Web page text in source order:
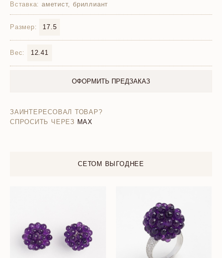
Вставка: аметист, бриллиант
Размер: 17.5
Вес: 12.41
ОФОРМИТЬ ПРЕДЗАКАЗ
ЗАИНТЕРЕСОВАЛ ТОВАР?
СПРОСИТЬ ЧЕРЕЗ MAX
СЕТОМ ВЫГОДНЕЕ